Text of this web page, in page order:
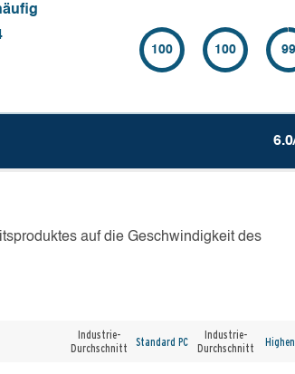
100 100 99
auf die Geschwindigkeit des
Industrie-
Durchschnitt
Standard PC
Industrie-
Durchschnitt